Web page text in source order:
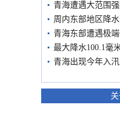
青海遭遇大范围
周内东部地区降
青海东部遭遇极
最大降水100.1毫
青海出现今年入
关